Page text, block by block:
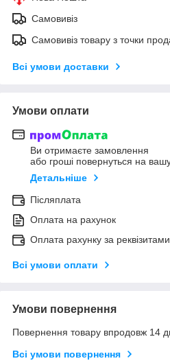
Самовивіз
Самовивіз товару з точки
Всі умови доставки
Умови оплати
Ви отримаєте замовлення
або гроші повернуться на
Детальніше
Післяплата
Оплата на рахунок
Оплата рахунку за реквізитами
Всі умови оплати
Умови повернення
Повернення товару впродовж 14
Всі умови повернення